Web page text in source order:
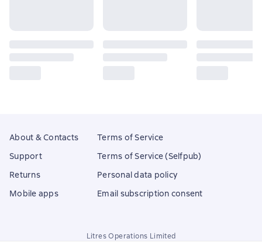
About & Contacts
Support
Returns
Mobile apps
Terms of Service
Terms of Service (Selfpub)
Personal data policy
Email subscription consent
Litres Operations Limited